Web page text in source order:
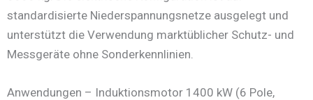
standardisierte Niederspannungsnetze ausgelegt und
unterstützt die Verwendung marktüblicher Schutz- und
Messgeräte ohne Sonderkennlinien.
Anwendungen – Induktionsmotor 1400 kW (6 Pole,